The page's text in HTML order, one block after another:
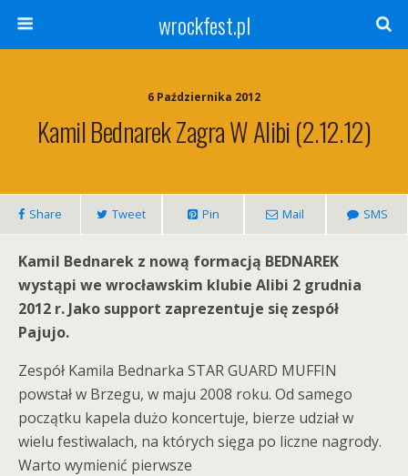
wrockfest.pl
6 Października 2012
Kamil Bednarek Zagra W Alibi (2.12.12)
Share Tweet Pin Mail SMS
Kamil Bednarek z nową formacją BEDNAREK
wystąpi we wrocławskim klubie Alibi 2 grudnia
2012 r. Jako support zaprezentuje się zespół
Pajujo.
Zespół Kamila Bednarka STAR GUARD MUFFIN
powstał w Brzegu, w maju 2008 roku. Od samego
początku kapela dużo koncertuje, bierze udział w
wielu festiwalach, na których sięga po liczne nagrody.
Warto wymienić pierwsze